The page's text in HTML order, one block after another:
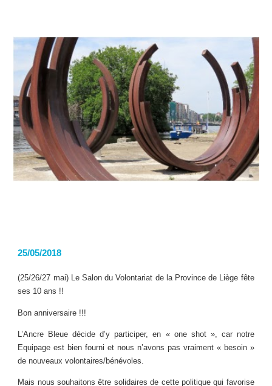
25/05/2018
(25/26/27 mai) Le Salon du Volontariat de la Province de Liège fête
ses 10 ans !!
Bon anniversaire !!!
L’Ancre Bleue décide d’y participer, en « one shot », car notre
Equipage est bien fourni et nous n’avons pas vraiment « besoin »
de nouveaux volontaires/bénévoles.
Mais nous souhaitons être solidaires de cette politique qui favorise